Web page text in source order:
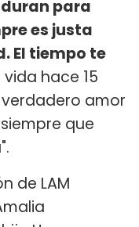
para
es justa
El tiempo te
vida hace 15
amor
que
de LAM